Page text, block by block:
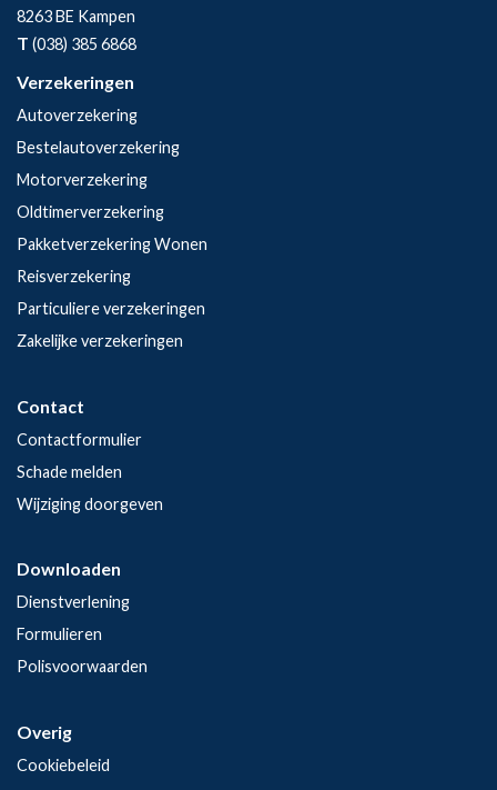
8263 BE Kampen
T (038) 385 6868
Verzekeringen
Autoverzekering
Bestelautoverzekering
Motorverzekering
Oldtimerverzekering
Pakketverzekering Wonen
Reisverzekering
Particuliere verzekeringen
Zakelijke verzekeringen
Contact
Contactformulier
Schade melden
Wijziging doorgeven
Downloaden
Dienstverlening
Formulieren
Polisvoorwaarden
Overig
Cookiebeleid